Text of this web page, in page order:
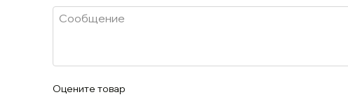
Оцените товар